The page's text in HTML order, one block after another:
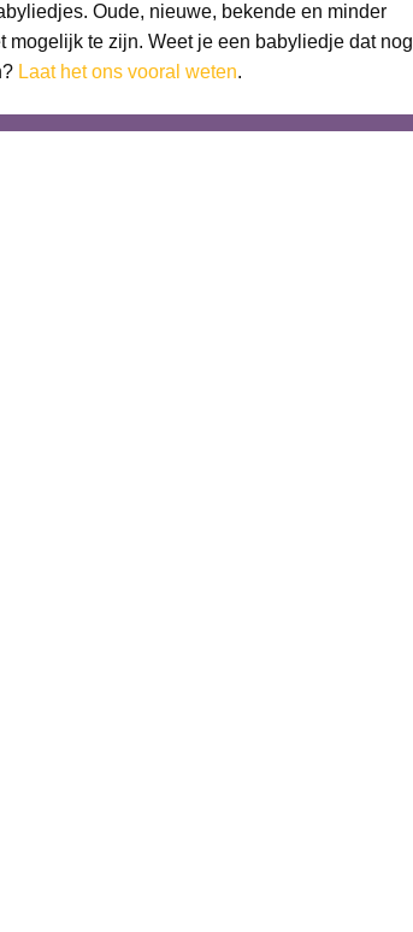
Oude, nieuwe, bekende en minder
mogelijk te zijn. Weet je een babyliedje dat nog
Laat het ons vooral weten.